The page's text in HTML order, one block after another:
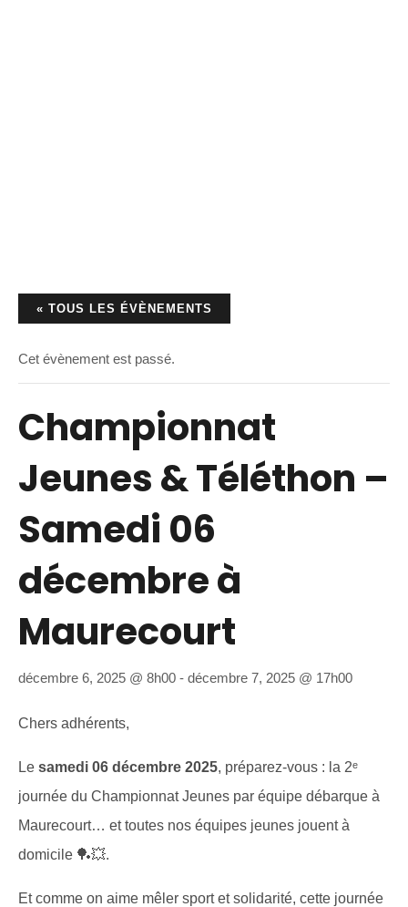
« TOUS LES ÉVÈNEMENTS
Cet évènement est passé.
Championnat
Jeunes & Téléthon –
Samedi 06
décembre à
Maurecourt
décembre 6, 2025 @ 8h00 - décembre 7, 2025 @ 17h00
Chers adhérents,
Le samedi 06 décembre 2025, préparez-vous : la 2ᵉ
journée du Championnat Jeunes par équipe débarque à
Maurecourt… et toutes nos équipes jeunes jouent à
domicile 🏓💥.
Et comme on aime mêler sport et solidarité, cette journée